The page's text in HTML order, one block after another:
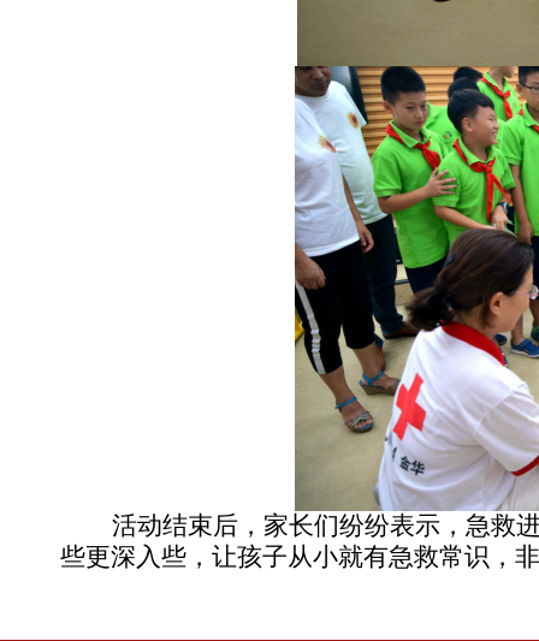
活动结束后，家长们纷纷表示，急救
些更深入些，让孩子从小就有急救常识，